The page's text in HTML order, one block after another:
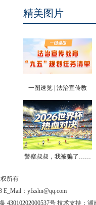
精美图片
一图速览 | 法治宣传教
育“九五”规划任务清单
警察叔叔，我被骗了……
权所有
：yfzshn@qq.com
43010202000537号 技术支持：湖